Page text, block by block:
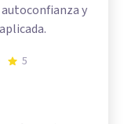
y
5